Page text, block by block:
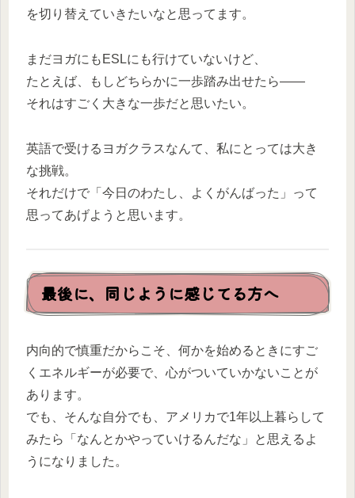
を切り替えていきたいなと思ってます。
まだヨガにもESLにも行けていないけど、
たとえば、もしどちらかに一歩踏み出せたら――
それはすごく大きな一歩だと思いたい。
英語で受けるヨガクラスなんて、私にとっては大き
な挑戦。
それだけで「今日のわたし、よくがんばった」って
思ってあげようと思います。
最後に、同じように感じてる方へ
内向的で慎重だからこそ、何かを始めるときにすご
くエネルギーが必要で、心がついていかないことが
あります。
でも、そんな自分でも、アメリカで1年以上暮らして
みたら「なんとかやっていけるんだな」と思えるよ
うになりました。